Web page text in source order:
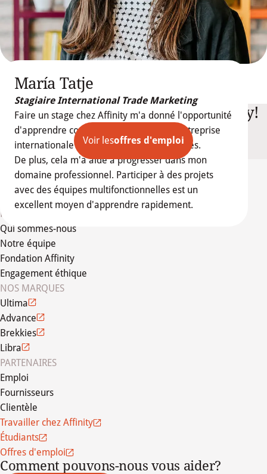
María Tatje
Stagiaire International Trade Marketing
Faire un stage chez Affinity m'a donné l'opportunité
d'apprendre comment fonctionne une entreprise
internationale avec une vision à 360 degrés.
De plus, cela m'a aidé à progresser dans mon
domaine professionnel. Participer à des projets
avec des équipes multifonctionnelles est un
excellent moyen d'apprendre rapidement.
Find your next challenge at Affinity!
Voir lesoffres d'emploi
FONDATION PETCARE
Qui sommes-nous
Notre équipe
Fondation Affinity
Engagement éthique
NOS MARQUES
Ultima
Advance
Brekkies
Libra
PARTENAIRES
Emploi
Fournisseurs
Clientèle
Travailler chez Affinity
Étudiants
Offres d'emploi
Comment pouvons-nous vous aider?